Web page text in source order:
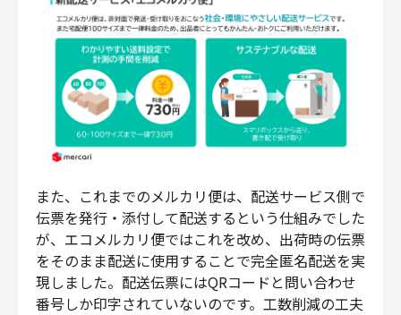
また、これまでのメルカリ便は、配送サービス側で
伝票を発行・添付して配送するという仕組みでした
が、エコメルカリ便ではこれを改め、出荷時の伝票
をそのまま配送に使用することで完全匿名配送を実
現しました。配送伝票にはQRコードと問い合わせ
番号しか印字されていないのです。工数削減の工夫